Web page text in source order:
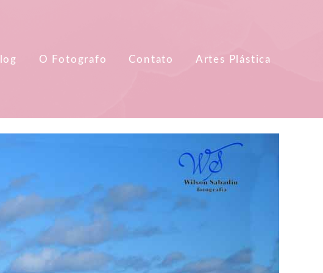
O Fotografo Contato Artes Plástica